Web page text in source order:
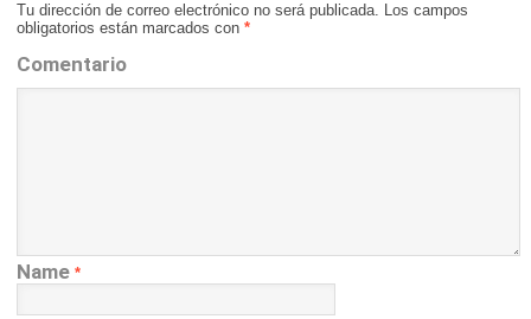
Tu dirección de correo electrónico no será publicada. Los campos
obligatorios están marcados con *
Comentario
Name *